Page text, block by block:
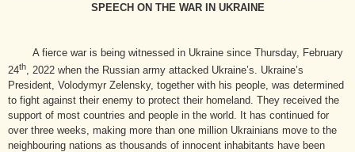
SPEECH ON THE WAR IN UKRAINE
A fierce war is being witnessed in Ukraine since Thursday, February
24th, 2022 when the Russian army attacked Ukraine’s. Ukraine’s
President, Volodymyr Zelensky, together with his people, was determined
to fight against their enemy to protect their homeland. They received the
support of most countries and people in the world. It has continued for
over three weeks, making more than one million Ukrainians move to the
neighbouring nations as thousands of innocent inhabitants have been